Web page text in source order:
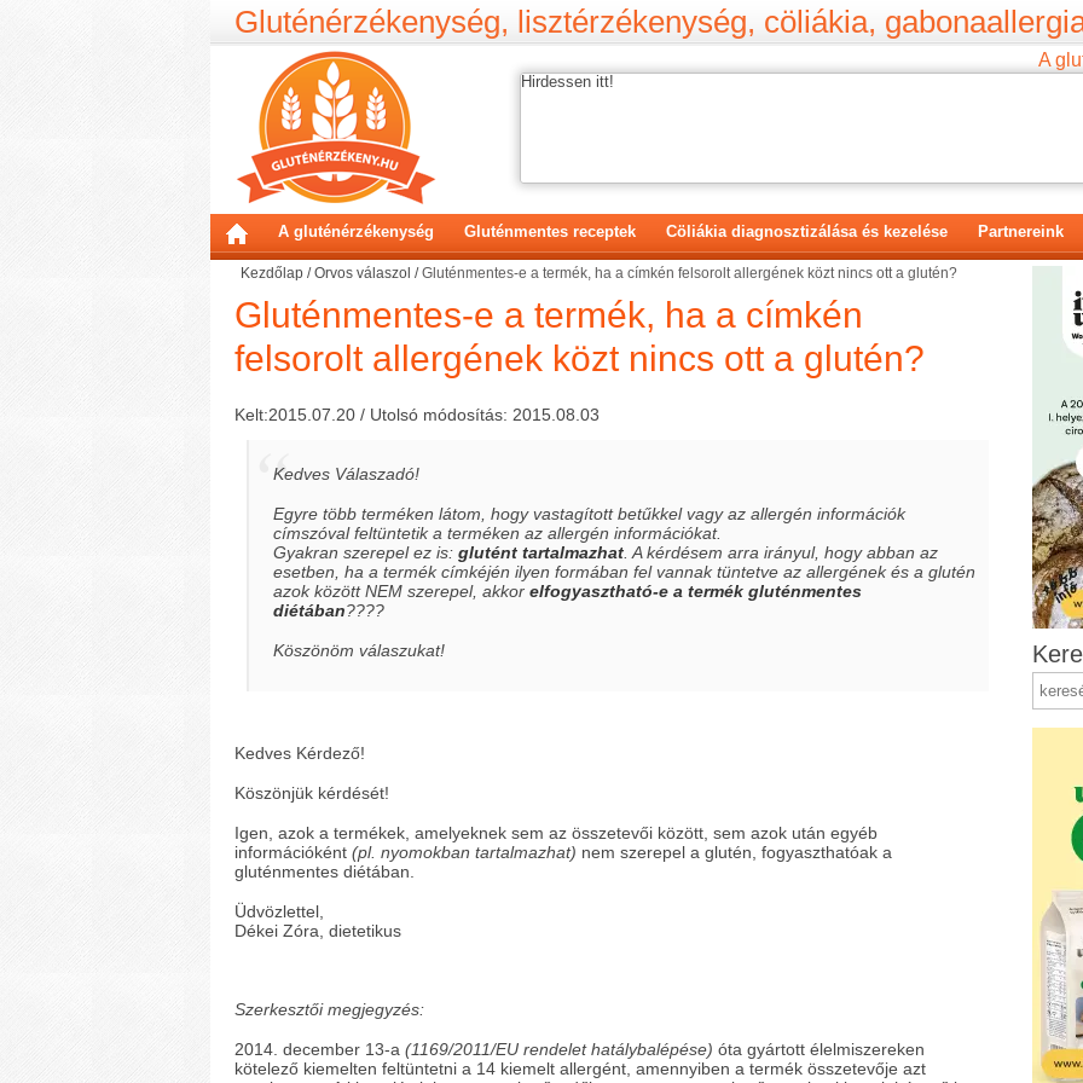
Gluténérzékenység, lisztérzékenység, cöliákia,
A
Hirdessen itt!
A gluténérzékenység Gluténmentes receptek Cöliákia diagnosztizálása és kezelése Partnereink
Kezdőlap /Orvos válaszol /Gluténmentes-e a termék, ha a címkén felsorolt allergének közt nincs ott a glutén?
Gluténmentes-e a termék, ha a címkén
felsorolt allergének közt nincs ott a glutén?
Kelt:2015.07.20 / Utolsó módosítás: 2015.08.03
Kedves Válaszadó!
Egyre több terméken látom, hogy vastagított betűkkel vagy az allergén információk
címszóval feltüntetik a terméken az allergén információkat.
Gyakran szerepel ez is: glutént tartalmazhat . A kérdésem arra irányul, hogy abban az
esetben, ha a termék címkéjén ilyen formában fel vannak tüntetve az allergének és a glutén
azok között NEM szerepel, akkor elfogyasztható-e a termék gluténmentes
diétában????
Köszönöm válaszukat!
Kedves Kérdező!
Köszönjük kérdését!
Igen, azok a termékek, amelyeknek sem az összetevői között, sem azok után egyéb
információként (pl. nyomokban tartalmazhat) nem szerepel a glutén, fogyaszthatóak a
gluténmentes diétában.
Üdvözlettel,
Dékei Zóra, dietetikus
Szerkesztői megjegyzés:
2014. december 13-a (1169/2011/EU rendelet hatálybalépése) óta gyártott élelmiszereken
kötelező kiemelten feltüntetni a 14 kiemelt allergént, amennyiben a termék összetevője azt